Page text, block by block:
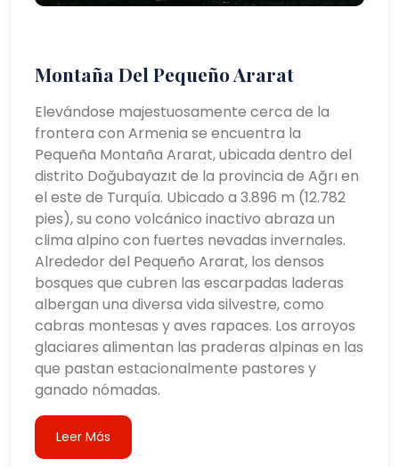
Montaña Del Pequeño Ararat
Elevándose majestuosamente cerca de la
frontera con Armenia se encuentra la
Pequeña Montaña Ararat, ubicada dentro del
distrito Doğubayazıt de la provincia de Ağrı en
el este de Turquía. Ubicado a 3.896 m (12.782
pies), su cono volcánico inactivo abraza un
clima alpino con fuertes nevadas invernales.
Alrededor del Pequeño Ararat, los densos
bosques que cubren las escarpadas laderas
albergan una diversa vida silvestre, como
cabras montesas y aves rapaces. Los arroyos
glaciares alimentan las praderas alpinas en las
que pastan estacionalmente pastores y
ganado nómadas.
Leer Más